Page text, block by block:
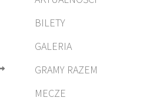
BILETY
GALERIA
GRAMY RAZEM
MECZE